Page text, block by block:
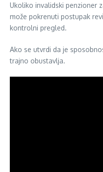
Ukoliko invalidski penzioner
može pokrenuti postupak
kontrolni pregled.
Ako se utvrdi da je
trajno obustavlja.